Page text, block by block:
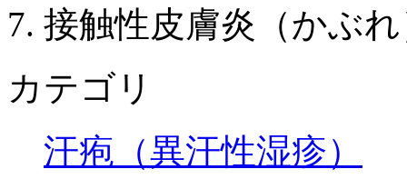
接触性皮膚炎（かぶ
カテゴリ
汗疱（異汗性湿疹）